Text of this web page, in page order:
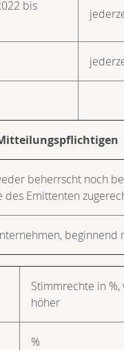
bis
beherrscht noch
Emittenten
Stimmrechte in
höher
%